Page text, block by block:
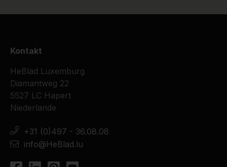
Kontakt
HeBlad Luxemburg
Diamantweg 22
5527 LC Hapert
Niederlande
+31 (0)497 - 36.08.08
info@HeBlad.lu